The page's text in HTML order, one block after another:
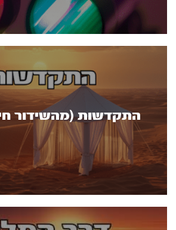
התקדשות (מהשידור חי